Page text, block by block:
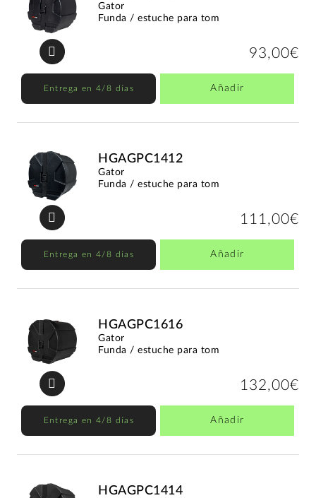
Gator
Funda / estuche para tom
93,00€
Entrega en 4/8 días Añadir
HGAGPC1412
Gator
Funda / estuche para tom
111,00€
Entrega en 4/8 días Añadir
HGAGPC1616
Gator
Funda / estuche para tom
132,00€
Entrega en 4/8 días Añadir
HGAGPC1414